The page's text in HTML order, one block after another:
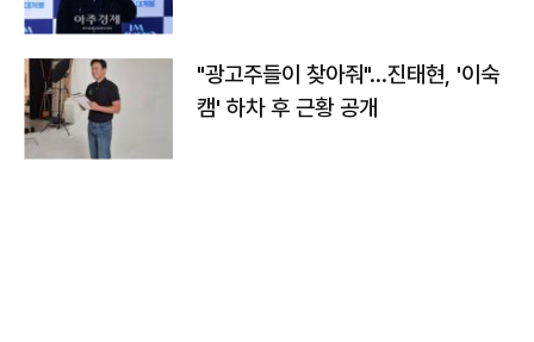
"광고주들이 찾아줘"…진태현, '이숙
캠' 하차 후 근황 공개